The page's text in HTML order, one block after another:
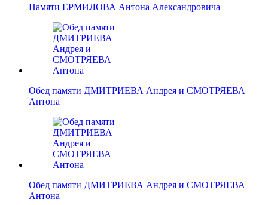
Памяти ЕРМИЛОВА Антона Александровича
Обед памяти ДМИТРИЕВА Андрея и СМОТРЯЕВА
Антона
Обед памяти ДМИТРИЕВА Андрея и СМОТРЯЕВА
Антона